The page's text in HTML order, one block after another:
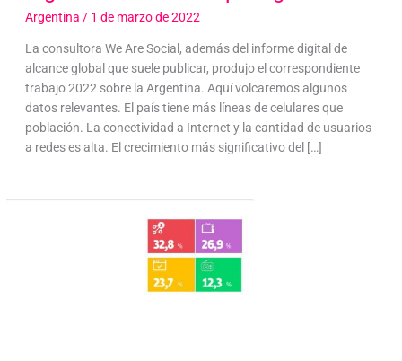
Argentina / 1 de marzo de 2022
La consultora We Are Social, además del informe digital de
alcance global que suele publicar, produjo el correspondiente
trabajo 2022 sobre la Argentina. Aquí volcaremos algunos
datos relevantes. El país tiene más líneas de celulares que
población. La conectividad a Internet y la cantidad de usuarios
a redes es alta. El crecimiento más significativo del […]